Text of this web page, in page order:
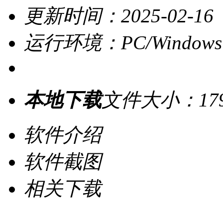
更新时间：2025-02-16
运行环境：PC/Windows
本地下载文件大小：
软件介绍
软件截图
相关下载